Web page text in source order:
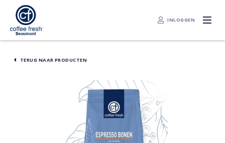
INLOGGEN
TERUG NAAR PRODUCTEN